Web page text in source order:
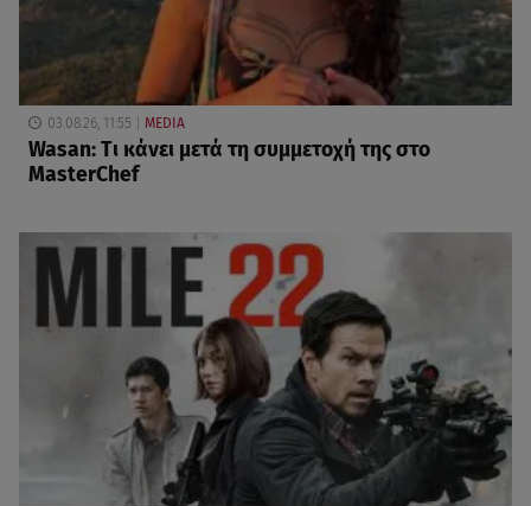
03.08.26, 11:55 MEDIA
Wasan: Tι κάνει μετά τη συμμετοχή της στο
MasterChef